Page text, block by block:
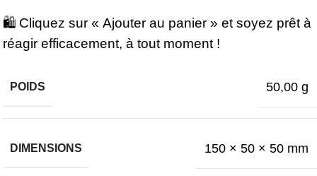
🛍️ Cliquez sur « Ajouter au panier » et soyez prêt à
réagir efficacement, à tout moment !
POIDS 50,00 g
DIMENSIONS 150 × 50 × 50 mm